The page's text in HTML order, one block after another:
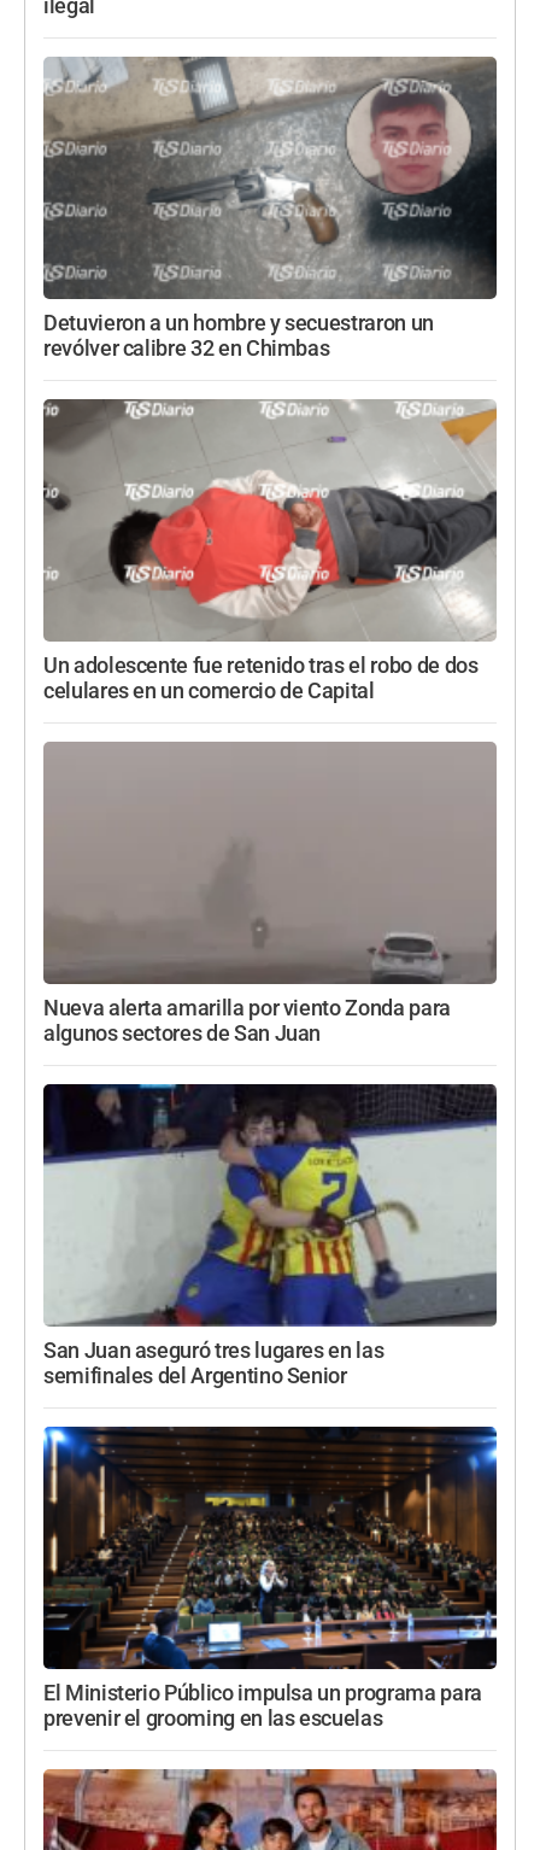
ilegal
Detuvieron a un hombre y secuestraron un
revólver calibre 32 en Chimbas
Un adolescente fue retenido tras el robo de dos
celulares en un comercio de Capital
Nueva alerta amarilla por viento Zonda para
algunos sectores de San Juan
San Juan aseguró tres lugares en las
semifinales del Argentino Senior
El Ministerio Público impulsa un programa para
prevenir el grooming en las escuelas